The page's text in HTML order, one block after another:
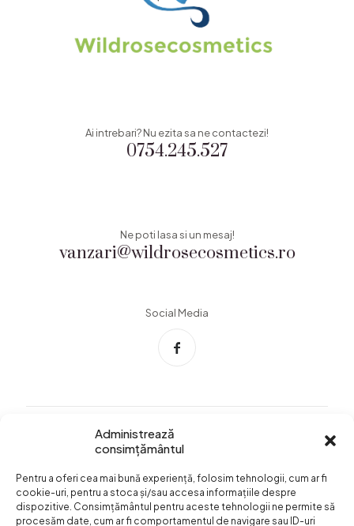
Administrează
consimțământul
Pentru a oferi cea mai bună experiență, folosim tehnologii, cum ar fi
cookie-uri, pentru a stoca și/sau accesa informațiile despre
dispozitive. Consimțământul pentru aceste tehnologii ne permite să
procesăm date, cum ar fi comportamentul de navigare sau ID-uri
0754.245.527
Ai intrebari? Nu ezita sa ne contactezi!
vanzari@wildrosecosmetics.ro
Ne poti lasa si un mesaj!
Social Media
Termeni si conditii
Confidentialitatea